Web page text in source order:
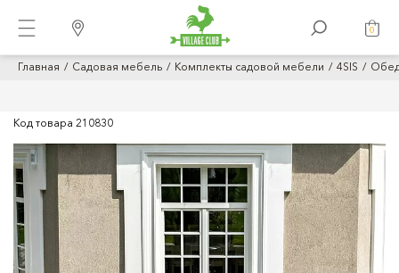
0
Главная Садовая мебель Комплекты садовой мебели 4SIS
Код товара 210830